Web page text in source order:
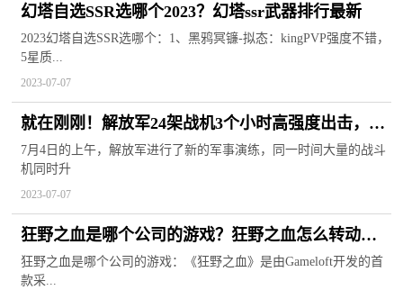
幻塔自选SSR选哪个2023？幻塔ssr武器排行最新
2023幻塔自选SSR选哪个：1、黑鸦冥镰-拟态：kingPVP强度不错，
5星质...
2023-07-07
就在刚刚！解放军24架战机3个小时高强度出击，抹
平台海中线
7月4日的上午，解放军进行了新的军事演练，同一时间大量的战斗
机同时升
2023-07-07
狂野之血是哪个公司的游戏？狂野之血怎么转动视
角？
狂野之血是哪个公司的游戏：《狂野之血》是由Gameloft开发的首
款采...